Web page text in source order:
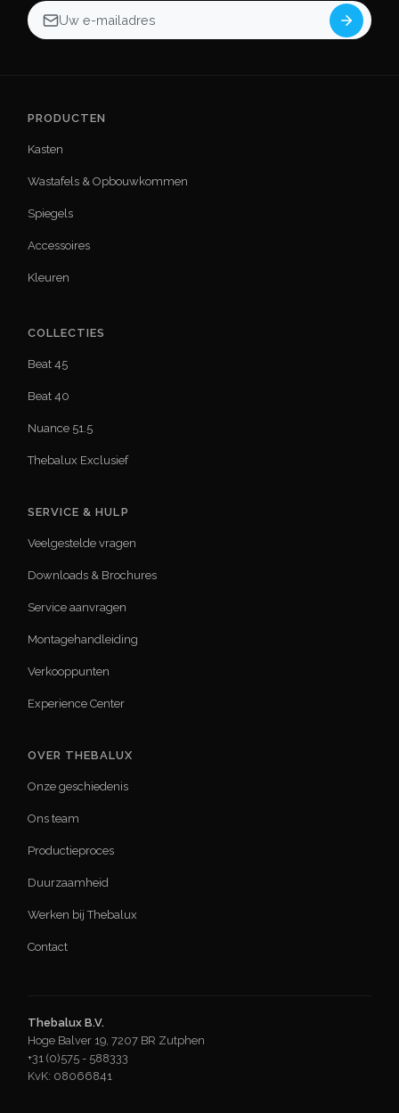
E-mailadres voor nieuwsbrief
PRODUCTEN
Kasten
Wastafels & Opbouwkommen
Spiegels
Accessoires
Kleuren
COLLECTIES
Beat 45
Beat 40
Nuance 51.5
Thebalux Exclusief
SERVICE & HULP
Veelgestelde vragen
Downloads & Brochures
Service aanvragen
Montagehandleiding
Verkooppunten
Experience Center
OVER THEBALUX
Onze geschiedenis
Ons team
Productieproces
Duurzaamheid
Werken bij Thebalux
Contact
Thebalux B.V.
Hoge Balver 19, 7207 BR Zutphen
+31 (0)575 - 588333
KvK: 08066841